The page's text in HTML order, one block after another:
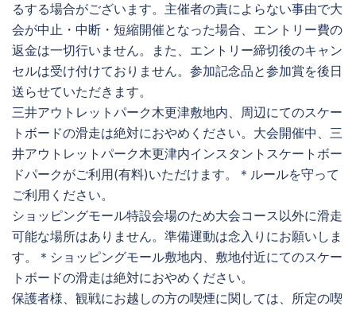
るする場合がございます。主催者の責によらない事由で大
会が中止・中断・短縮開催となった場合、エントリー費の
返金は一切行いません。また、エントリー締切後のキャン
セルは受け付けておりません。参加記念品と参加賞を後日
送らせていただきます。
三井アウトレットパーク木更津敷地内、周辺にてのスケー
トボードの滑走は絶対におやめください。大会開催中、三
井アウトレットパーク木更津内インスタントスケートボー
ドパークがご利用(有料)いただけます。＊ルールを守って
ご利用ください。
ショッピングモール特設会場のため大会コース以外に滑走
可能な場所はありません。準備運動は念入りにお願いしま
す。＊ショッピングモール敷地内、敷地付近にてのスケー
トボードの滑走は絶対におやめください。
保護者様、観戦にお越しの方の喫煙に関しては、所定の喫